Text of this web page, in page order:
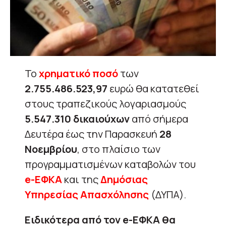
Τοχρηματικό ποσότων
2.755.486.523,97 ευρώ θα κατατεθεί
στους τραπεζικούς λογαριασμούς
5.547.310 δικαιούχωναπό σήμερα
Δευτέρα έως την Παρασκευή 28
Νοεμβρίου, στο πλαίσιο των
προγραμματισμένων καταβολών του
e-ΕΦΚΑκαι τηςΔημόσιας
Υπηρεσίας Απασχόλησης (ΔΥΠΑ).
Ειδικότερα από τον e-ΕΦΚΑθα